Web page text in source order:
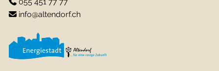
info@altendorf.ch